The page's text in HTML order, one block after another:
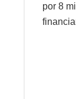
por 8